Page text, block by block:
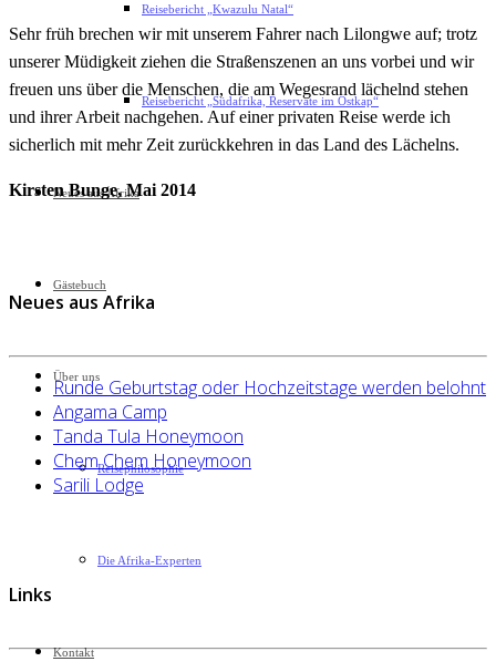
Reisebericht „Kwazulu Natal“
Reisebericht „Südafrika, Reservate im Ostkap“
Neues aus Afrika
Gästebuch
Über uns
Reisephilosophie
Die Afrika-Experten
Kontakt
Sehr früh brechen wir mit unserem Fahrer nach Lilongwe auf; trotz
unserer Müdigkeit ziehen die Straßenszenen an uns vorbei und wir
freuen uns über die Menschen, die am Wegesrand lächelnd stehen
und ihrer Arbeit nachgehen. Auf einer privaten Reise werde ich
sicherlich mit mehr Zeit zurückkehren in das Land des Lächelns.
Kirsten Bunge, Mai 2014
Neues aus Afrika
Runde Geburtstag oder Hochzeitstage werden belohnt
Angama Camp
Tanda Tula Honeymoon
Chem Chem Honeymoon
Sarili Lodge
Links